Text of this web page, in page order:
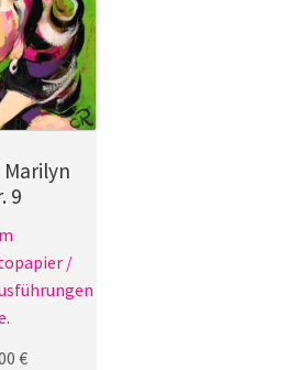
Marilyn
9
/
€